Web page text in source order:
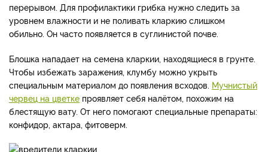
перерывом. Для профилактики грибка нужно следить за
уровнем влажности и не поливать кларкию слишком
обильно. Он часто появляется в суглинистой почве.
Блошка нападает на семена кларкии, находящиеся в грунте.
Чтобы избежать заражения, клумбу можно укрыть
специальным материалом до появления всходов. Мучнистый
червец на цветке проявляет себя налётом, похожим на
блестящую вату. От него помогают специальные препараты:
конфидoр, актара, фитoверм.